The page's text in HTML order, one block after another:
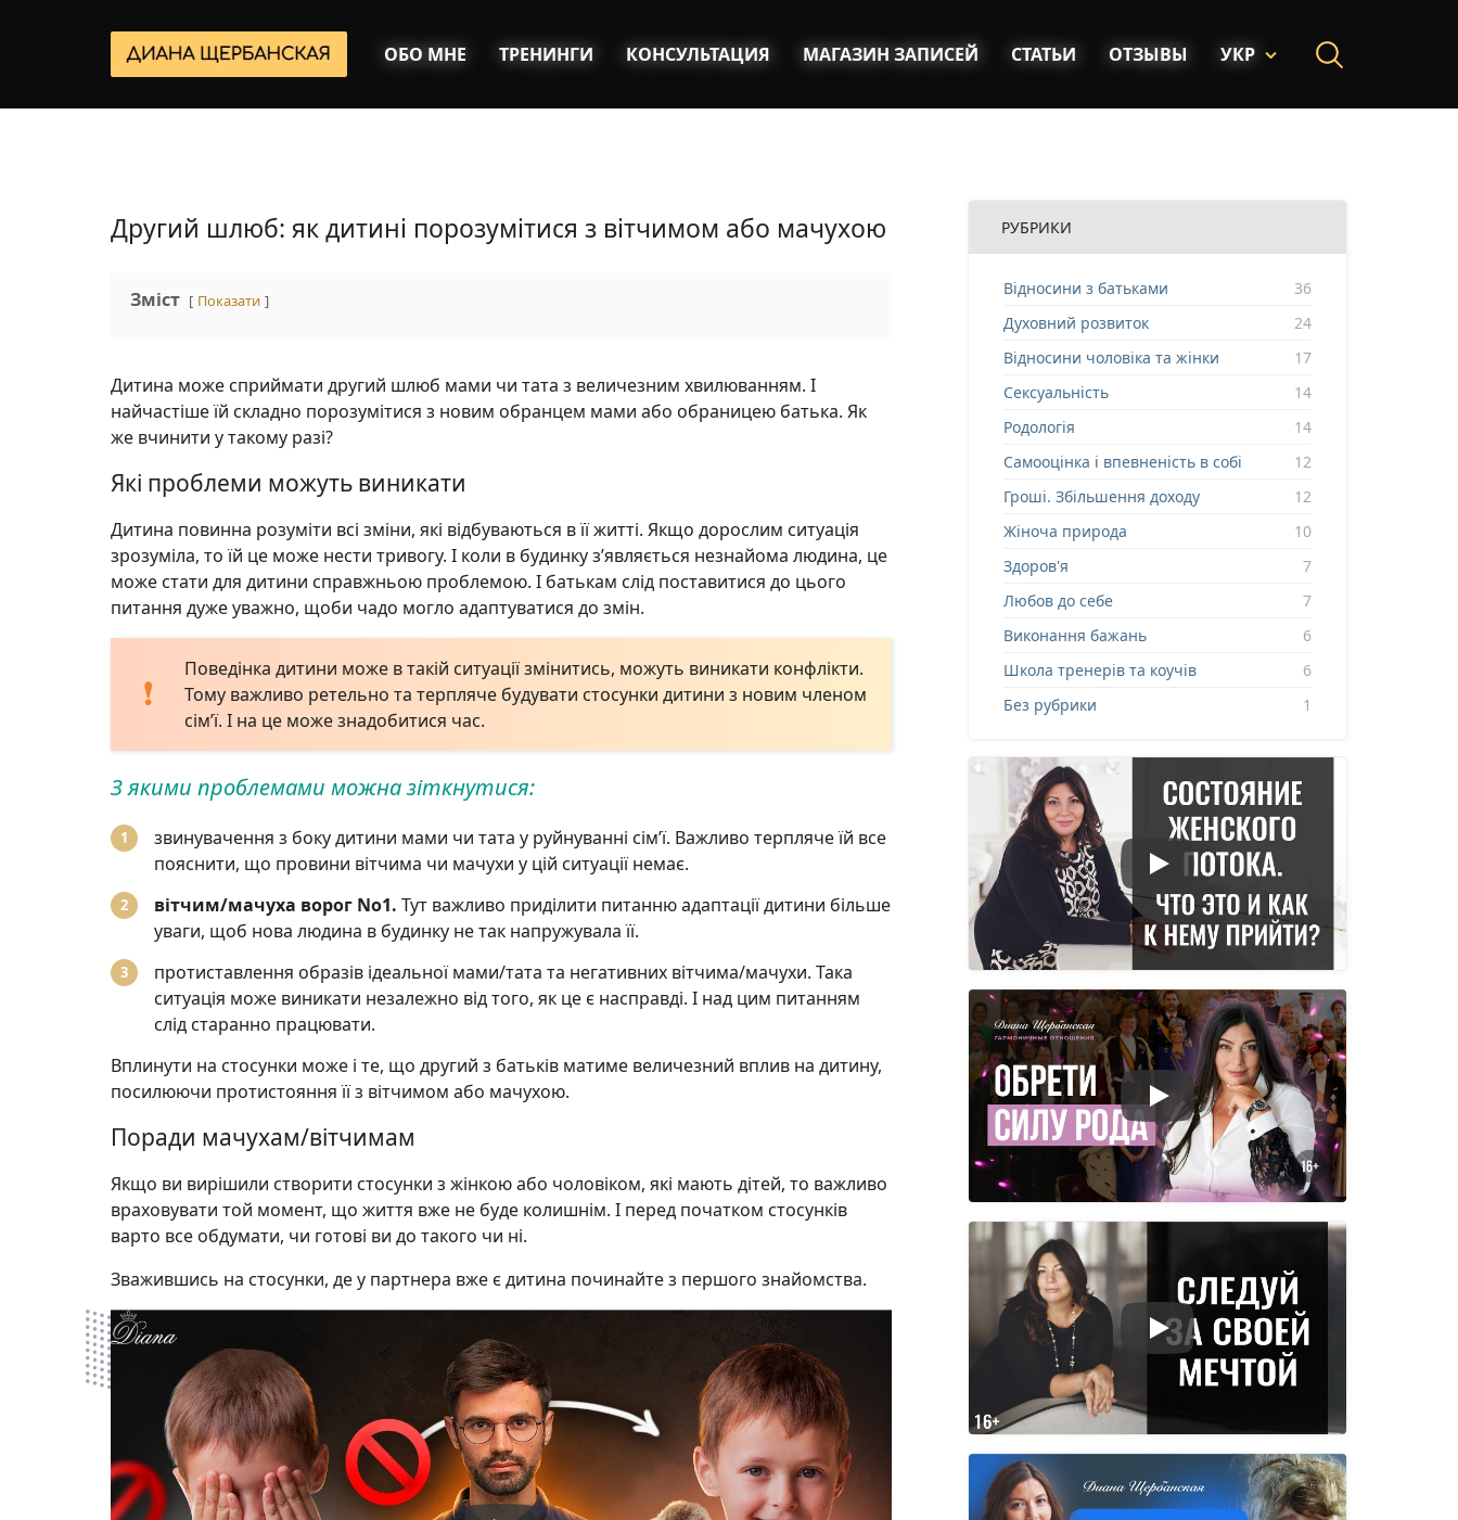
ОБО МНЕ ТРЕНИНГИ КОНСУЛЬТАЦИЯ МАГАЗИН ЗАПИСЕЙ СТАТЬИ ОТЗЫВЫ УКР
Другий шлюб: як дитині порозумітися з вітчимом або мачухою
Зміст Показати
Дитина може сприймати другий шлюб мами чи тата з величезним хвилюванням. І
найчастіше їй складно порозумітися з новим обранцем мами або обраницею батька. Як
же вчинити у такому разі?
Які проблеми можуть виникати
Дитина повинна розуміти всі зміни, які відбуваються в її житті. Якщо дорослим ситуація
зрозуміла, то їй це може нести тривогу. І коли в будинку з’являється незнайома людина, це
може стати для дитини справжньою проблемою. І батькам слід поставитися до цього
питання дуже уважно, щоби чадо могло адаптуватися до змін.
Поведінка дитини може в такій ситуації змінитись, можуть виникати конфлікти.
Тому важливо ретельно та терпляче будувати стосунки дитини з новим членом
сім’ї. І на це може знадобитися час.
З якими проблемами можна зіткнутися:
звинувачення з боку дитини мами чи тата у руйнуванні сім’ї. Важливо терпляче їй все
пояснити, що провини вітчима чи мачухи у цій ситуації немає.
вітчим/мачуха ворог No1. Тут важливо приділити питанню адаптації дитини більше
уваги, щоб нова людина в будинку не так напружувала її.
протиставлення образів ідеальної мами/тата та негативних вітчима/мачухи. Така
ситуація може виникати незалежно від того, як це є насправді. І над цим питанням
слід старанно працювати.
Вплинути на стосунки може і те, що другий з батьків матиме величезний вплив на дитину,
посилюючи протистояння її з вітчимом або мачухою.
Поради мачухам/вітчимам
Якщо ви вирішили створити стосунки з жінкою або чоловіком, які мають дітей, то важливо
враховувати той момент, що життя вже не буде колишнім. І перед початком стосунків
варто все обдумати, чи готові ви до такого чи ні.
Зважившись на стосунки, де у партнера вже є дитина починайте з першого знайомства.
РУБРИКИ
Відносини з батьками
36
Духовний розвиток
24
Відносини чоловіка та жінки
17
Сексуальність
14
Родологія
14
Самооцінка і впевненість в собі
12
Гроші. Збільшення доходу
12
Жіноча природа
10
Здоров'я
7
Любов до себе
7
Виконання бажань
6
Школа тренерів та коучів
6
Без рубрики
1